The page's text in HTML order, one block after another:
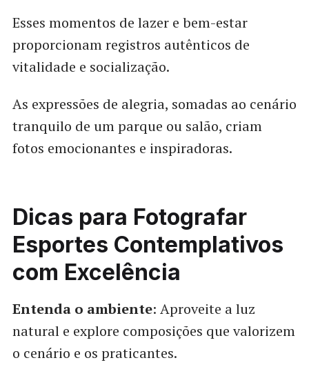
Esses momentos de lazer e bem-estar
proporcionam registros autênticos de
vitalidade e socialização.
As expressões de alegria, somadas ao cenário
tranquilo de um parque ou salão, criam
fotos emocionantes e inspiradoras.
Dicas para Fotografar
Esportes Contemplativos
com Excelência
Entenda o ambiente: Aproveite a luz
natural e explore composições que valorizem
o cenário e os praticantes.